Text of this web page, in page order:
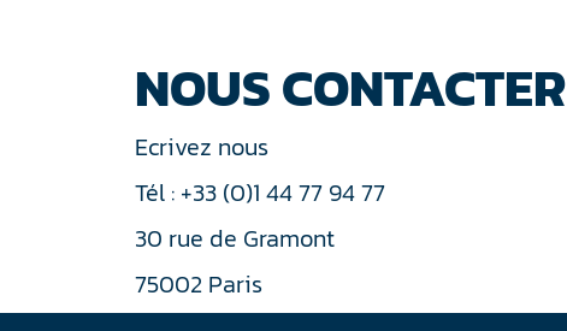
NOUS CONTACTER
Ecrivez nous
Tél : +33 (0)1 44 77 94 77
30 rue de Gramont
75002 Paris